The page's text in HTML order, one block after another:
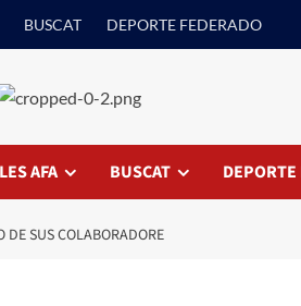
BUSCAT DEPORTE FEDERADO
AFA BUSCAT
DE SUS COLABORADORE